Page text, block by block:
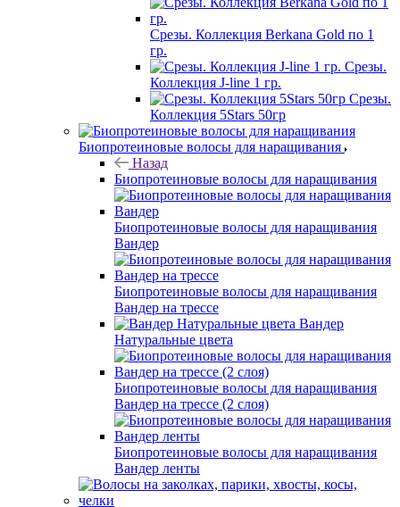
Срезы. Коллекция Berkana Gold по 1
гр.
Срезы.
Коллекция J-line 1 гр.
Срезы.
Коллекция 5Stars 50гр
Биопротеиновые волосы для наращивания
Назад
Биопротеиновые волосы для наращивания
Биопротеиновые волосы для наращивания
Вандер
Биопротеиновые волосы для наращивания
Вандер на трессе
Вандер
Натуральные цвета
Биопротеиновые волосы для наращивания
Вандер на трессе (2 слоя)
Биопротеиновые волосы для наращивания
Вандер ленты